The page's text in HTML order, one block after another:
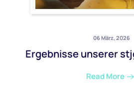
06 März, 2026
Ergebnisse unserer
Read More